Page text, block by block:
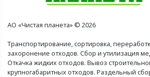
АО «Чистая планета» © 2026
Транспортирование, сортировка,
захоронение отходов. Сбор и утилизация
Откачка жидких отходов. Вывоз
крупногабаритных отходов. Раздельный